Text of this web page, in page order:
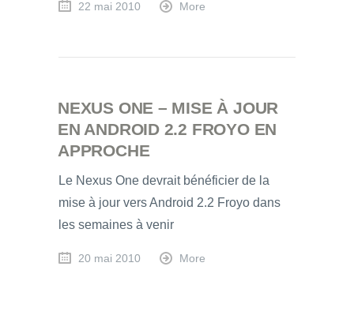
22 mai 2010 More
NEXUS ONE – MISE À JOUR
EN ANDROID 2.2 FROYO EN
APPROCHE
Le Nexus One devrait bénéficier de la
mise à jour vers Android 2.2 Froyo dans
les semaines à venir
20 mai 2010 More